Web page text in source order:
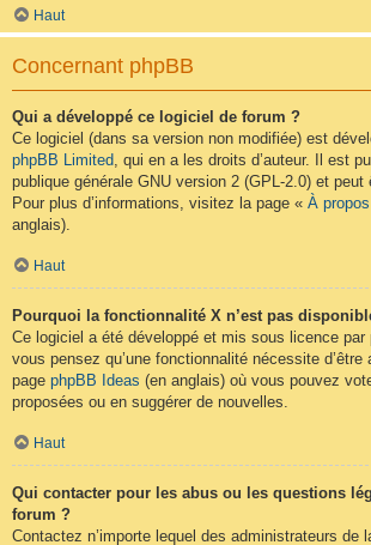
Haut
Concernant phpBB
Qui a développé ce logiciel de forum ?
Ce logiciel (dans sa version non modifiée) est
phpBB Limited, qui en a les droits d’auteur. Il est
publique générale GNU version 2 (GPL-2.0) et
Pour plus d’informations, visitez la page « À
anglais).
Haut
Pourquoi la fonctionnalité X n’est pas
Ce logiciel a été développé et mis sous licence par
vous pensez qu’une fonctionnalité nécessite
page phpBB Ideas (en anglais) où vous pouvez
proposées ou en suggérer de nouvelles.
Haut
Qui contacter pour les abus ou les questions
forum ?
Contactez n’importe lequel des administrateurs de